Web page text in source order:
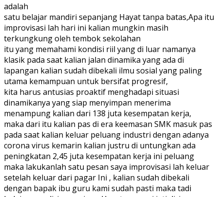
adalah
satu belajar mandiri sepanjang Hayat tanpa batas,Apa itu
improvisasi lah hari ini kalian mungkin masih
terkungkung oleh tembok sekolahan
itu yang memahami kondisi riil yang di luar namanya
klasik pada saat kalian jalan dinamika yang ada di
lapangan kalian sudah dibekali ilmu sosial yang paling
utama kemampuan untuk bersifat progresif,
kita harus antusias proaktif menghadapi situasi
dinamikanya yang siap menyimpan menerima
menampung kalian dari 138 juta kesempatan kerja,
maka dari itu kalian pas di era keemasan SMK masuk pas
pada saat kalian keluar peluang industri dengan adanya
corona virus kemarin kalian justru di untungkan ada
peningkatan 2,45 juta kesempatan kerja ini peluang
maka lakukanlah satu pesan saya improvisasi lah keluar
setelah keluar dari pagar Ini , kalian sudah dibekali
dengan bapak ibu guru kami sudah pasti maka tadi